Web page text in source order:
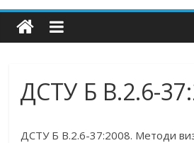
ДСТУ Б В.2.6-
ДСТУ Б В.2.6-37:2008. Методи